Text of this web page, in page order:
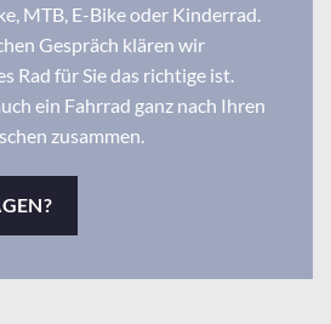
MTB, E-Bike oder Kinderrad.
Gespräch klären wir
Rad für Sie das richtige ist.
ein Fahrrad ganz nach Ihren
zusammen.